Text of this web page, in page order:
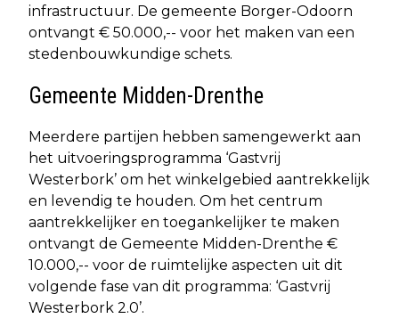
infrastructuur. De gemeente Borger-Odoorn
ontvangt € 50.000,-- voor het maken van een
stedenbouwkundige schets.
Gemeente Midden-Drenthe
Meerdere partijen hebben samengewerkt aan
het uitvoeringsprogramma ‘Gastvrij
Westerbork’ om het winkelgebied aantrekkelijk
en levendig te houden. Om het centrum
aantrekkelijker en toegankelijker te maken
ontvangt de Gemeente Midden-Drenthe €
10.000,-- voor de ruimtelijke aspecten uit dit
volgende fase van dit programma: ‘Gastvrij
Westerbork 2.0’.